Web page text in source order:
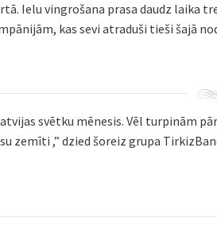
Ielu vingrošana prasa daudz laika
kas sevi atraduši tieši šajā
svētku mēnesis. Vēl turpinām
zemīti ,” dzied šoreiz grupa